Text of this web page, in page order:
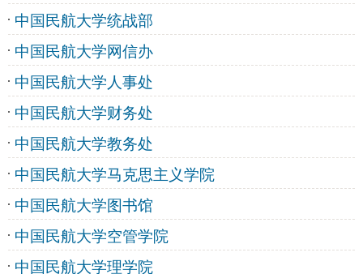
中国民航大学统战部
中国民航大学网信办
中国民航大学人事处
中国民航大学财务处
中国民航大学教务处
中国民航大学马克思主义学院
中国民航大学图书馆
中国民航大学空管学院
中国民航大学理学院